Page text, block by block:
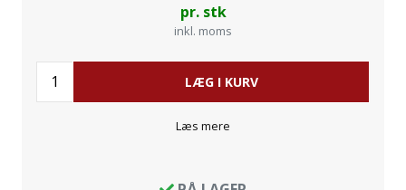
pr. stk
inkl. moms
Læs mere
LÆG I KURV